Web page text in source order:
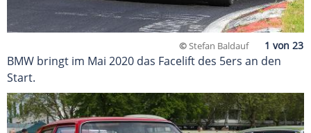
©Stefan Baldauf
BMW bringt im Mai 2020 das Facelift des 5ers an den
Start.